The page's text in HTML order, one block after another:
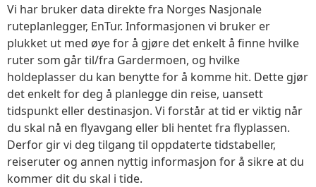
Vi har bruker data direkte fra Norges Nasjonale
ruteplanlegger, EnTur. Informasjonen vi bruker er
plukket ut med øye for å gjøre det enkelt å finne hvilke
ruter som går til/fra Gardermoen, og hvilke
holdeplasser du kan benytte for å komme hit. Dette gjør
det enkelt for deg å planlegge din reise, uansett
tidspunkt eller destinasjon. Vi forstår at tid er viktig når
du skal nå en flyavgang eller bli hentet fra flyplassen.
Derfor gir vi deg tilgang til oppdaterte tidstabeller,
reiseruter og annen nyttig informasjon for å sikre at du
kommer dit du skal i tide.